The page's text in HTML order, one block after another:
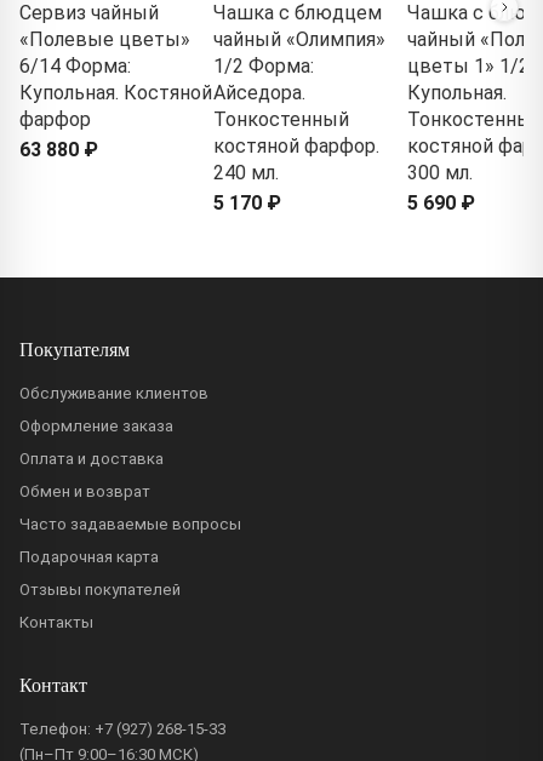
Сервиз чайный
«Полевые цветы»
6/14 Форма:
Купольная. Костяной
фарфор
63 880 ₽
Чашка с блюдцем
чайный «Олимпия»
1/2 Форма:
Айседора.
Тонкостенный
костяной фарфор.
240 мл.
5 170 ₽
Чашка с
чайный
цветы 1» 1/2
Купольная.
Тонкостенный
костяной
300 мл.
5 690 ₽
Покупателям
Обслуживание клиентов
Оформление заказа
Оплата и доставка
Обмен и возврат
Часто задаваемые вопросы
Подарочная карта
Отзывы покупателей
Контакты
Контакт
Телефон: +7 (927) 268-15-33
(Пн–Пт 9:00–16:30 МСК)